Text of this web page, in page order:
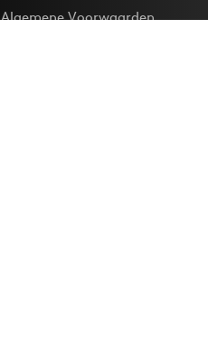
Algemene Voorwaarden